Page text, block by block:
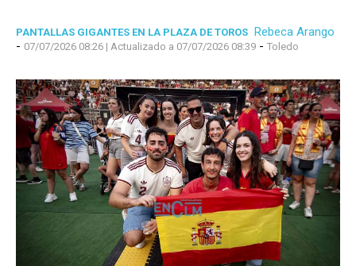
PANTALLAS GIGANTES EN LA PLAZA DE TOROS Rebeca Arango
- 07/07/2026 08:26 | Actualizado a 07/07/2026 08:39 - Toledo